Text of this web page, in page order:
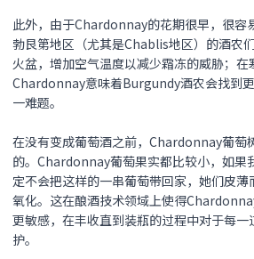
此外，由于Chardonnay的花期很早，很容
勃艮第地区（尤其是Chablis地区）的酒农
火盆，增加空气温度以减少霜冻的威胁；在
Chardonnay意味着Burgundy酒农会找到
一难题。
在没有变成葡萄酒之前，Chardonnay葡萄
的。Chardonnay葡萄果实都比较小，如果
定不会把这样的一串葡萄带回家，她们皮
氧化。这在酿酒技术领域上使得
更敏感，在丰收直到装瓶的过程中对于每
护。